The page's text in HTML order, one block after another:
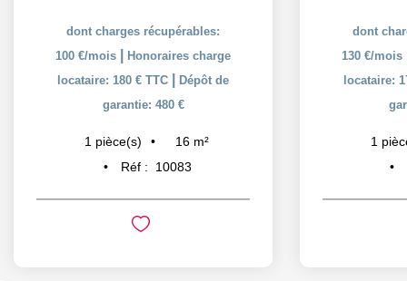
dont charges récupérables:
100 €/mois
Honoraires charge
locataire: 180 € TTC
Dépôt de
garantie: 480 €
1 pièce(s) 16 m²
Réf :
10083
dont
130 €/mois
locataire:
1